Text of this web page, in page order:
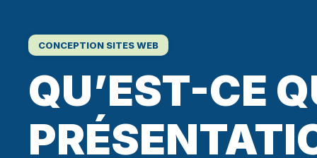
CONCEPTION SITES WEB
QU’EST-CE